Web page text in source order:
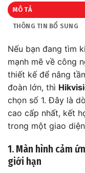
MÔ TẢ
THÔNG TIN BỔ SUNG
Nếu bạn đang tìm
mạnh mẽ về công
thiết kế để nâng
đoàn lớn, thì
chọn số 1. Đây là
cao cấp nhất, kết
trong một giao
1. Màn hình cảm
giới hạn